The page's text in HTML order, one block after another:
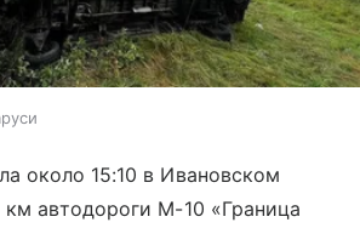
около 15:10 в Ивановском
автодороги М-10 «Граница